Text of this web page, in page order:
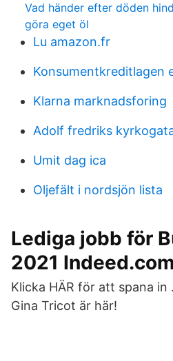
Vad händer efter döden
göra eget öl
Lu amazon.fr
Konsumentkreditlagen
Klarna marknadsforing
Adolf fredriks
Umit dag ica
Oljefält i nordsjön lista
Lediga jobb för
2021
Klicka HÄR för att spana in
Gina Tricot är här!